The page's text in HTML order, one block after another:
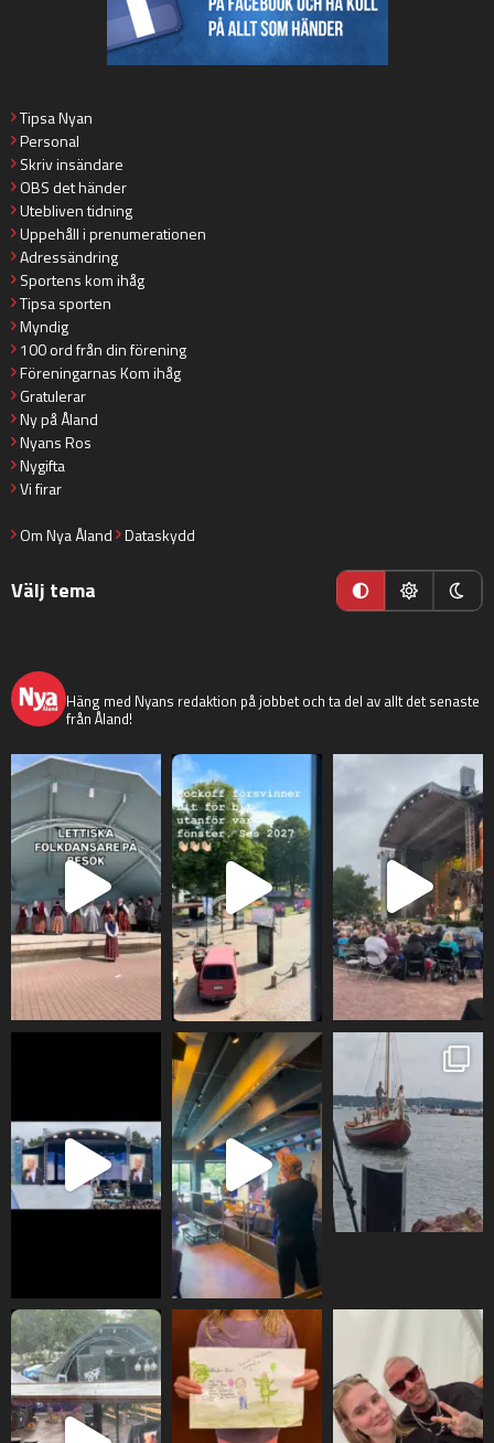
Tipsa Nyan
Personal
Skriv insändare
OBS det händer
Utebliven tidning
Uppehåll i prenumerationen
Adressändring
Sportens kom ihåg
Tipsa sporten
Myndig
100 ord från din förening
Föreningarnas Kom ihåg
Gratulerar
Ny på Åland
Nyans Ros
Nygifta
Vi firar
Om Nya Åland Dataskydd
Välj tema
Häng med Nyans redaktion på jobbet och ta del av allt det senaste
från Åland!